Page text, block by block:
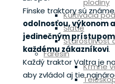
plodiny
Kultivácia
Siatie
Starostlivosť
Faresin
Kŕmne
Fínske traktory sú
odolnosťou, výkonom a
jedinečným
každému zákazníkovi.
Každý traktor Valtra je
aby zvládol aj tie